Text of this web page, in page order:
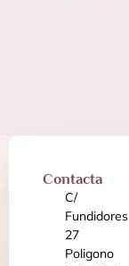
Contacta
C/
Fundidores
27
Poligono